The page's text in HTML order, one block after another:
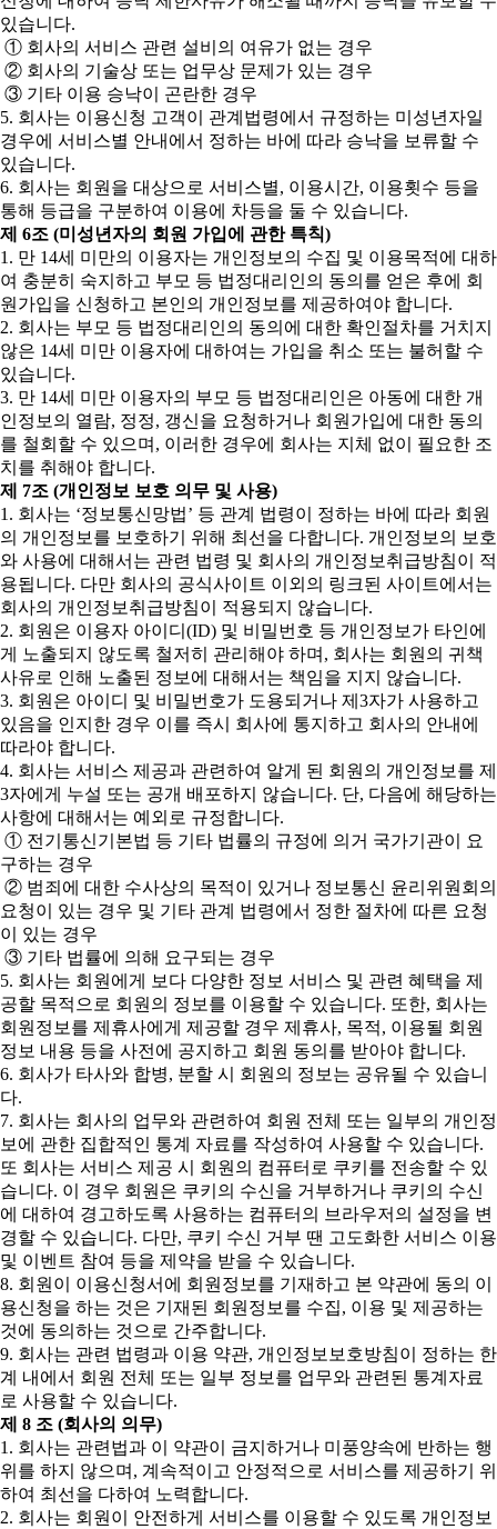
있습니다.
① 회사의 서비스 관련 설비의 여유가 없는 경우
② 회사의 기술상 또는 업무상 문제가 있는 경우
③ 기타 이용 승낙이 곤란한 경우
5. 회사는 이용신청 고객이 관계법령에서 규정하는 미성년자일
경우에 서비스별 안내에서 정하는 바에 따라 승낙을 보류할 수
있습니다.
6. 회사는 회원을 대상으로 서비스별, 이용시간, 이용횟수 등을
통해 등급을 구분하여 이용에 차등을 둘 수 있습니다.
제 6조 (미성년자의 회원 가입에 관한 특칙)
1. 만 14세 미만의 이용자는 개인정보의 수집 및 이용목적에 대하
여 충분히 숙지하고 부모 등 법정대리인의 동의를 얻은 후에 회
원가입을 신청하고 본인의 개인정보를 제공하여야 합니다.
2. 회사는 부모 등 법정대리인의 동의에 대한 확인절차를 거치지
않은 14세 미만 이용자에 대하여는 가입을 취소 또는 불허할 수
있습니다.
3. 만 14세 미만 이용자의 부모 등 법정대리인은 아동에 대한 개
인정보의 열람, 정정, 갱신을 요청하거나 회원가입에 대한 동의
를 철회할 수 있으며, 이러한 경우에 회사는 지체 없이 필요한 조
치를 취해야 합니다.
제 7조 (개인정보 보호 의무 및 사용)
1. 회사는 ‘정보통신망법’ 등 관계 법령이 정하는 바에 따라 회원
의 개인정보를 보호하기 위해 최선을 다합니다. 개인정보의 보호
와 사용에 대해서는 관련 법령 및 회사의 개인정보취급방침이 적
용됩니다. 다만 회사의 공식사이트 이외의 링크된 사이트에서는
회사의 개인정보취급방침이 적용되지 않습니다.
2. 회원은 이용자 아이디(ID) 및 비밀번호 등 개인정보가 타인에
게 노출되지 않도록 철저히 관리해야 하며, 회사는 회원의 귀책
사유로 인해 노출된 정보에 대해서는 책임을 지지 않습니다.
3. 회원은 아이디 및 비밀번호가 도용되거나 제3자가 사용하고
있음을 인지한 경우 이를 즉시 회사에 통지하고 회사의 안내에
따라야 합니다.
4. 회사는 서비스 제공과 관련하여 알게 된 회원의 개인정보를 제
3자에게 누설 또는 공개 배포하지 않습니다. 단, 다음에 해당하는
사항에 대해서는 예외로 규정합니다.
① 전기통신기본법 등 기타 법률의 규정에 의거 국가기관이 요
구하는 경우
② 범죄에 대한 수사상의 목적이 있거나 정보통신 윤리위원회의
요청이 있는 경우 및 기타 관계 법령에서 정한 절차에 따른 요청
이 있는 경우
③ 기타 법률에 의해 요구되는 경우
5. 회사는 회원에게 보다 다양한 정보 서비스 및 관련 혜택을 제
공할 목적으로 회원의 정보를 이용할 수 있습니다. 또한, 회사는
회원정보를 제휴사에게 제공할 경우 제휴사, 목적, 이용될 회원
정보 내용 등을 사전에 공지하고 회원 동의를 받아야 합니다.
6. 회사가 타사와 합병, 분할 시 회원의 정보는 공유될 수 있습니
다.
7. 회사는 회사의 업무와 관련하여 회원 전체 또는 일부의 개인정
보에 관한 집합적인 통계 자료를 작성하여 사용할 수 있습니다.
또 회사는 서비스 제공 시 회원의 컴퓨터로 쿠키를 전송할 수 있
습니다. 이 경우 회원은 쿠키의 수신을 거부하거나 쿠키의 수신
에 대하여 경고하도록 사용하는 컴퓨터의 브라우저의 설정을 변
경할 수 있습니다. 다만, 쿠키 수신 거부 땐 고도화한 서비스 이용
및 이벤트 참여 등을 제약을 받을 수 있습니다.
8. 회원이 이용신청서에 회원정보를 기재하고 본 약관에 동의 이
용신청을 하는 것은 기재된 회원정보를 수집, 이용 및 제공하는
것에 동의하는 것으로 간주합니다.
9. 회사는 관련 법령과 이용 약관, 개인정보보호방침이 정하는 한
계 내에서 회원 전체 또는 일부 정보를 업무와 관련된 통계자료
로 사용할 수 있습니다.
제 8 조 (회사의 의무)
1. 회사는 관련법과 이 약관이 금지하거나 미풍양속에 반하는 행
위를 하지 않으며, 계속적이고 안정적으로 서비스를 제공하기 위
하여 최선을 다하여 노력합니다.
2. 회사는 회원이 안전하게 서비스를 이용할 수 있도록 개인정보